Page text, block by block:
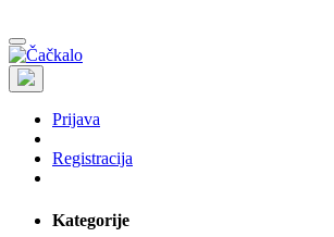
Prijava
Registracija
Kategorije